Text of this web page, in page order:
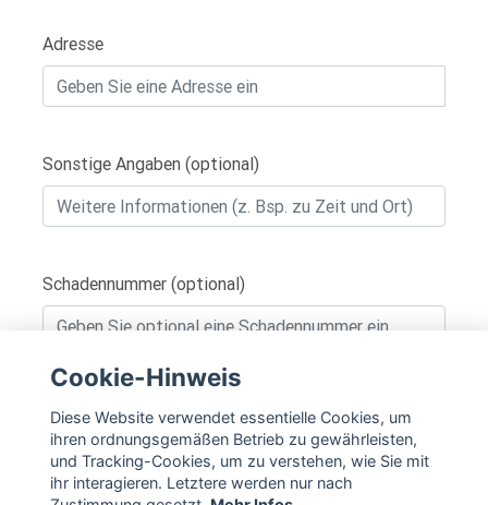
Adresse
Sonstige Angaben (optional)
Schadennummer (optional)
IN DEN WARENKORB
Cookie-Hinweis
Diese Website verwendet essentielle Cookies, um
ihren ordnungsgemäßen Betrieb zu gewährleisten,
und Tracking-Cookies, um zu verstehen, wie Sie mit
ihr interagieren. Letztere werden nur nach